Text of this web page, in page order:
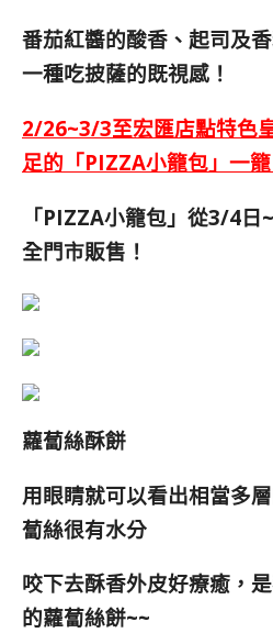
番茄紅醬的酸香、起司及
一種吃披薩的既視感 ！
2/26~3/3至宏匯店點特色
足的「PIZZA小籠包」一
「PIZZA小籠包」從3/4
全門市販售！
蘿蔔絲酥餅
用眼睛就可以看出相當多
蔔絲很有水分
咬下去酥香外皮好療癒，
的蘿蔔絲餅~~